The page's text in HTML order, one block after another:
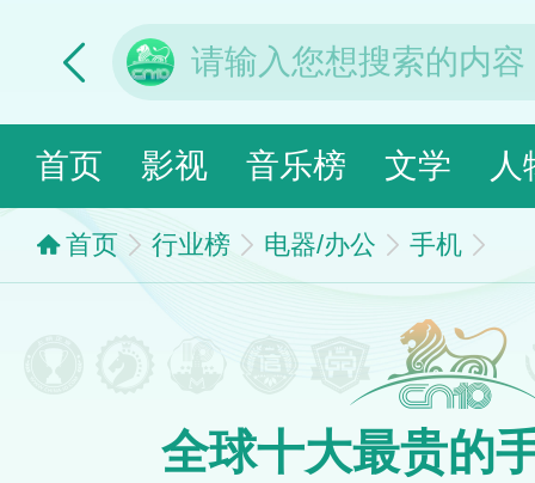
首页 影视 音乐榜 文学 人
首页 行业榜 电器/办公 手机
全球十大最贵的